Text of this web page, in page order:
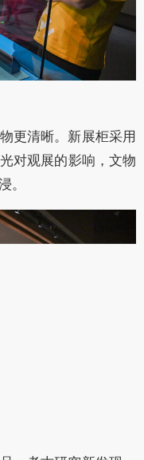
更清晰。新展柜采用
对观展的影响，文物
。